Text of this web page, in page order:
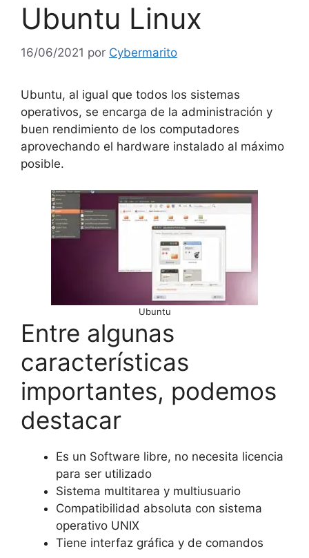
Ubuntu Linux
16/06/2021 por Cybermarito
Ubuntu, al igual que todos los sistemas
operativos, se encarga de la administración y
buen rendimiento de los computadores
aprovechando el hardware instalado al máximo
posible.
Ubuntu
Entre algunas
características
importantes, podemos
destacar
Es un Software libre, no necesita licencia
para ser utilizado
Sistema multitarea y multiusuario
Compatibilidad absoluta con sistema
operativo UNIX
Tiene interfaz gráfica y de comandos